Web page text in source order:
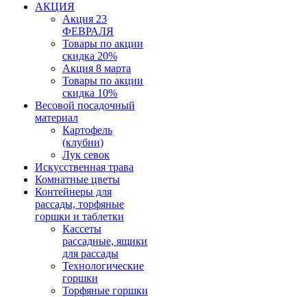
АКЦИЯ
Акция 23
ФЕВРАЛЯ
Товары по акции
скидка 20%
Акция 8 марта
Товары по акции
скидка 10%
Весовой посадочный
материал
Картофель
(клубни)
Лук севок
Искусственная трава
Комнатные цветы
Контейнеры для
рассады, торфяные
горшки и таблетки
Кассеты
рассадные, ящики
для рассады
Технологические
горшки
Торфяные горшки